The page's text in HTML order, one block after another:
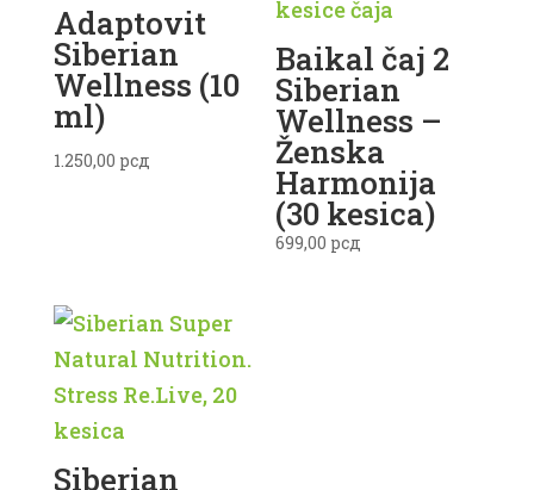
Adaptovit
Siberian
Wellness (10
ml)
1.250,00 рсд
Baikal čaj 2
Siberian
Wellness –
Ženska
Harmonija
(30 kesica)
699,00 рсд
Siberian